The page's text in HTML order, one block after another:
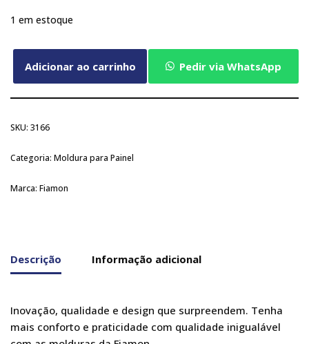
1 em estoque
Adicionar ao carrinho Pedir via WhatsApp
SKU: 3166
Categoria: Moldura para Painel
Marca: Fiamon
Descrição Informação adicional
Inovação, qualidade e design que surpreendem. Tenha
mais conforto e praticidade com qualidade inigualável